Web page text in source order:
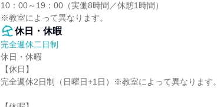
10：00～19：00（実働8時間／休憩1時間）
※教室によって異なります。
休日・休暇
完全週休二日制
休日・休暇
【休日】
完全週休2日制（日曜日+1日）※教室によって異なります。